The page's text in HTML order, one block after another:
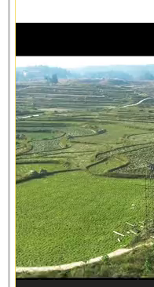
放
器